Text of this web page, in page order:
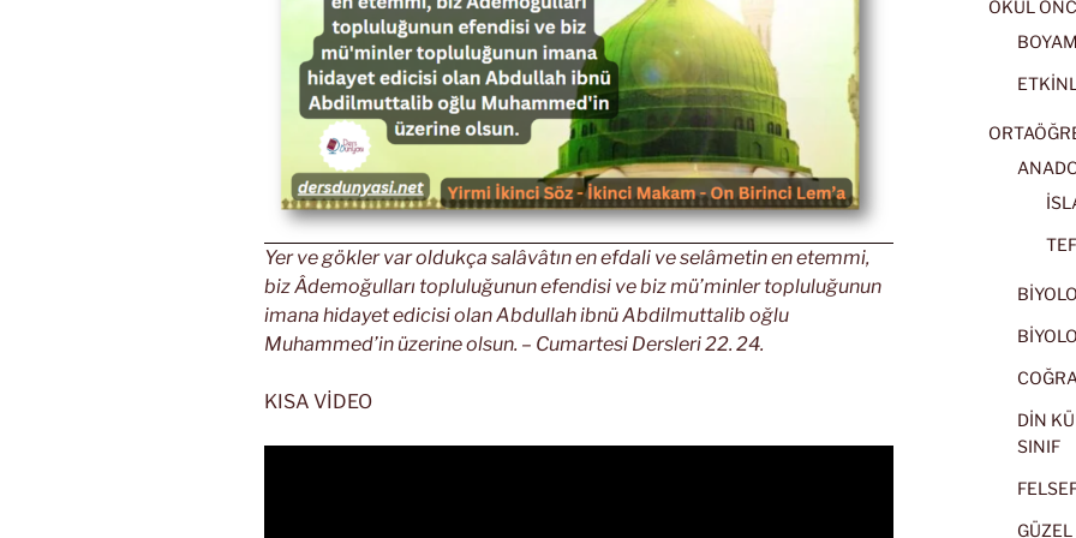
Yer ve gökler var oldukça salâvâtın en efdali ve selâmetin en etemmi,
biz Âdemoğulları topluluğunun efendisi ve biz mü’minler topluluğunun
imana hidayet edicisi olan Abdullah ibnü Abdilmuttalib oğlu
Muhammed’in üzerine olsun. – Cumartesi Dersleri 22. 24.
KISA VİDEO
OKUL
DİN
SINIF